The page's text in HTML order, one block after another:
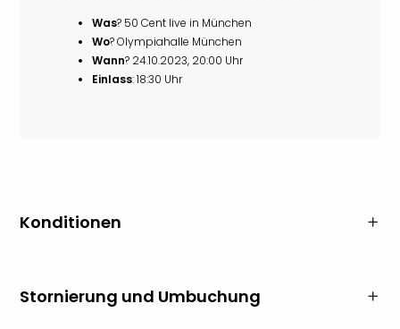
Was? 50 Cent live in München
Wo? Olympiahalle München
Wann? 24.10.2023, 20:00 Uhr
Einlass: 18:30 Uhr
Konditionen
Stornierung und Umbuchung